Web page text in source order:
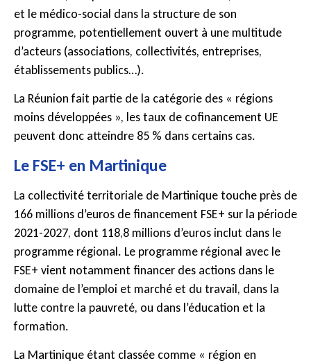
et le médico-social dans la structure de son
programme, potentiellement ouvert à une multitude
d’acteurs (associations, collectivités, entreprises,
établissements publics…).
La Réunion fait partie de la catégorie des « régions
moins développées », les taux de cofinancement UE
peuvent donc atteindre 85 % dans certains cas.
Le FSE+ en Martinique
La collectivité territoriale de Martinique touche près de
166 millions d’euros de financement FSE+ sur la période
2021-2027, dont 118,8 millions d’euros inclut dans le
programme régional. Le programme régional avec le
FSE+ vient notamment financer des actions dans le
domaine de l’emploi et marché et du travail, dans la
lutte contre la pauvreté, ou dans l’éducation et la
formation.
La Martinique étant classée comme « région en